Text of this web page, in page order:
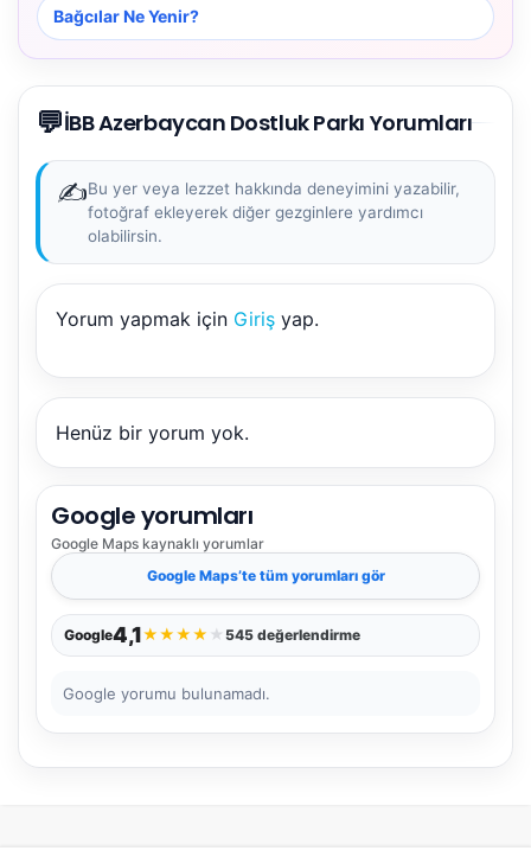
Bağcılar Ne Yenir?
💬İBB Azerbaycan Dostluk Parkı Yorumları
✍️Bu yer veya lezzet hakkında deneyimini yazabilir,
fotoğraf ekleyerek diğer gezginlere yardımcı
olabilirsin.
Yorum yapmak için Giriş yap.
Henüz bir yorum yok.
Google yorumları
Google Maps kaynaklı yorumlar
Google Maps’te tüm yorumları gör
Google4,1★★★★ ★ 545 değerlendirme
Google yorumu bulunamadı.
NBY Akıllı Asistan
AI kullanmadan, sitedeki gerçek yerlerle akıllı rota
önerir.
Şehir / ilçe
🧭 Rehber ⭐ Popüler
🚶 Yürüyüş